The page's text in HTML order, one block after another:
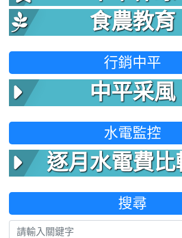
食農教育
行銷中平
中平采風
水電監控
逐月水電費比
搜尋